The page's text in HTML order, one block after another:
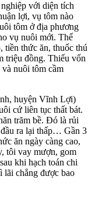
với diện tích
lợi, vụ tôm nào
tôm ở địa phương
vụ nuôi mới. Thế
tiền thức ăn, thuốc thú
triệu đồng. Thiếu vốn
nuôi tôm cầm
huyện Vĩnh Lợi)
cứ liên tục thất bát.
trăm bề. Đó là rủi
ra lại thấp… Gần 3
ăn ngày càng cao,
tôi vay mượn, gom
khi hạch toán chi
chẳng được bao